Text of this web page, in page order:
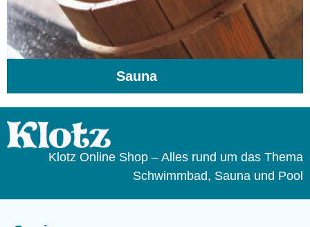
Sauna
Klotz Online Shop – Alles rund um das Thema
Schwimmbad, Sauna und Pool